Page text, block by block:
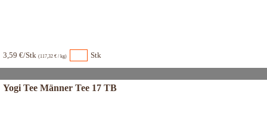
3,59 €/Stk (117,32 € / kg) Stk
Yogi Tee Männer Tee 17 TB